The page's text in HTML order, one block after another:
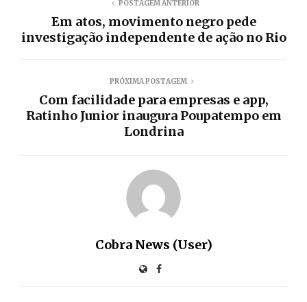
POSTAGEM ANTERIOR
Em atos, movimento negro pede
investigação independente de ação no Rio
PRÓXIMA POSTAGEM
Com facilidade para empresas e app,
Ratinho Junior inaugura Poupatempo em
Londrina
Cobra News (User)